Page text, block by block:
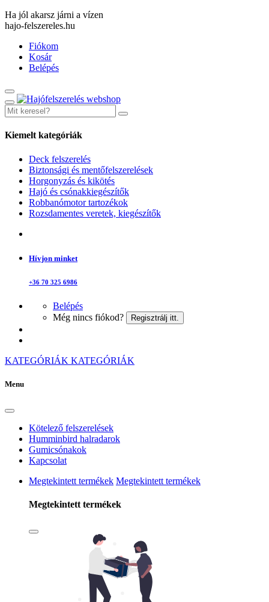
Ha jól akarsz járni a vízen
hajo-felszereles.hu
Fiókom
Kosár
Belépés
Kiemelt kategóriák
Deck felszerelés
Biztonsági és mentőfelszerelések
Horgonyzás és kikötés
Hajó és csónakkiegészítők
Robbanómotor tartozékok
Rozsdamentes veretek, kiegészítők
Hívjon minket
+36 70 325 6986
Belépés
Még nincs fiókod?
Regisztrálj itt.
KATEGÓRIÁK KATEGÓRIÁK
Menu
Kötelező felszerelések
Humminbird halradarok
Gumicsónakok
Kapcsolat
Megtekintett termékek Megtekintett termékek
Megtekintett termékek